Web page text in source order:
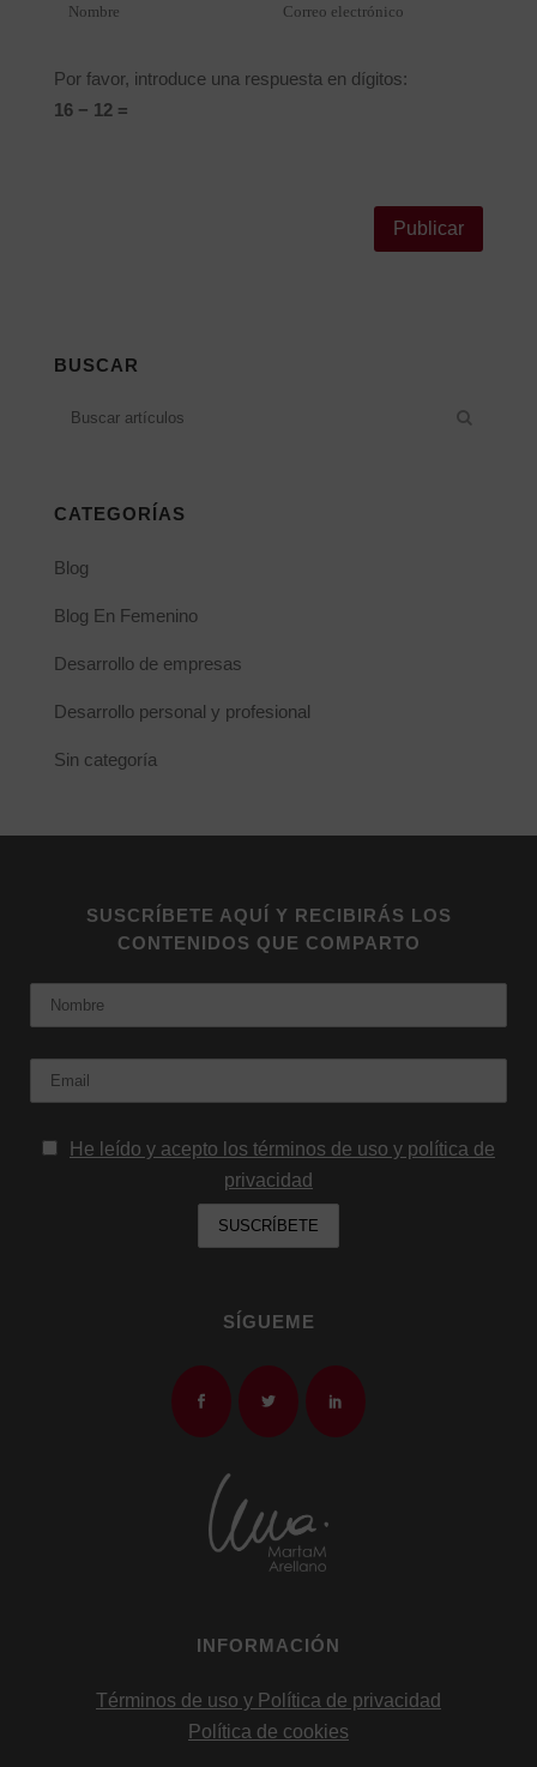
Por favor, introduce una respuesta en dígitos:
16 − 12 =
BUSCAR
CATEGORÍAS
Blog
Blog En Femenino
Desarrollo de empresas
Desarrollo personal y profesional
Sin categoría
SUSCRÍBETE AQUÍ Y RECIBIRÁS LOS
CONTENIDOS QUE COMPARTO
He leído y acepto los términos de uso y política de
privacidad
SÍGUEME
INFORMACIÓN
Términos de uso y Política de privacidad
Política de cookies